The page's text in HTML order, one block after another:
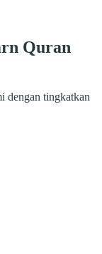
Quran
dengan tingkatkan